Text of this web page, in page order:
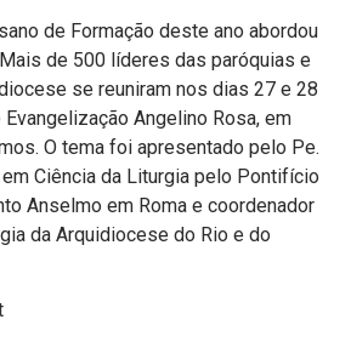
de Formação deste ano abordou
de 500 líderes das paróquias e
se reuniram nos dias 27 e 28
Angelino Rosa, em
O tema foi apresentado pelo Pe.
Ciência da Liturgia pelo Pontifício
Anselmo em Roma e coordenador
da Arquidiocese do Rio e do